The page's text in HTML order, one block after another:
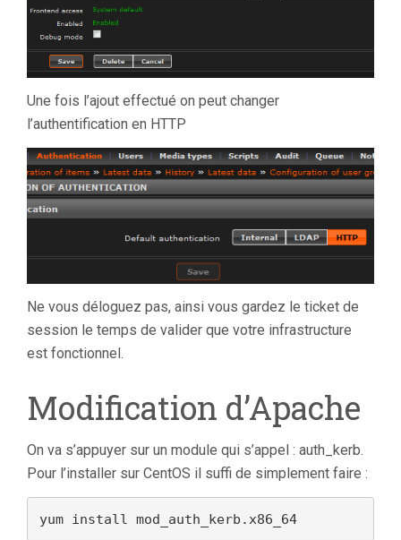
Une fois l’ajout effectué on peut changer
l’authentification en HTTP
Ne vous déloguez pas, ainsi vous gardez le ticket de
session le temps de valider que votre infrastructure
est fonctionnel.
Modification d’Apache
On va s’appuyer sur un module qui s’appel : auth_kerb.
Pour l’installer sur CentOS il suffi de simplement faire :
yum install mod_auth_kerb.x86_64